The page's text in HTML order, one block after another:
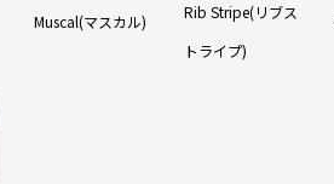
Muscal(マスカル)
Rib Stripe(リブス
トライプ)